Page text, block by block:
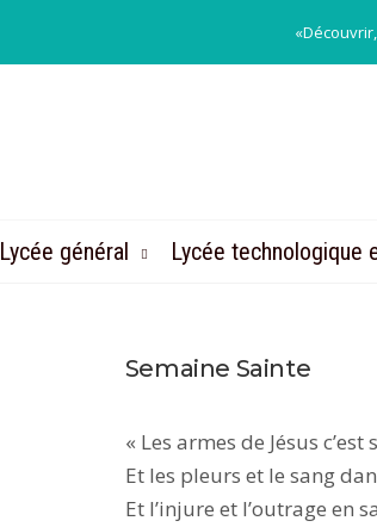
Lycée général Lycée technologique
Semaine Sainte
« Les armes de Jésus
Et les pleurs et le sang
Et l’injure et l’outrage en